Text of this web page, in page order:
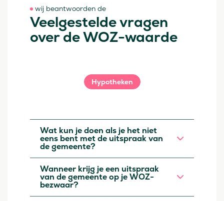
wij beantwoorden de
Veelgestelde vragen
over de WOZ-waarde
Hypotheken
Wat kun je doen als je het niet
eens bent met de uitspraak van
de gemeente?
Wanneer krijg je een uitspraak
van de gemeente op je WOZ-
bezwaar?